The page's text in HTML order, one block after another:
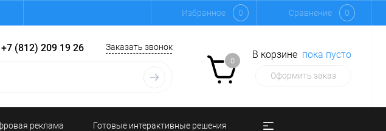
Избранное 0 Сравнение 0
+7 (812) 209 19 26 Заказать звонок
0
В корзине пока пусто
Оформить заказ
реклама Готовые интерактивные решения